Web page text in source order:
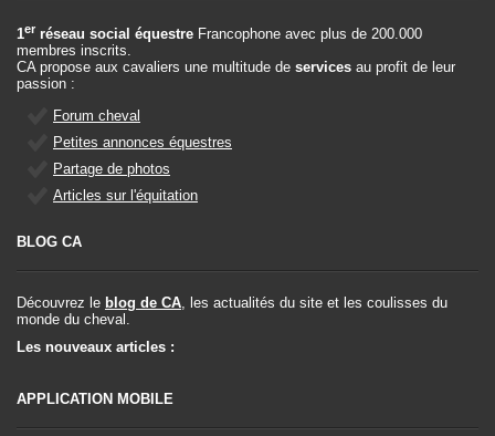
1er réseau social équestre Francophone avec plus de 200.000
membres inscrits.
CA propose aux cavaliers une multitude de services au profit de leur
passion :
Forum cheval
Petites annonces équestres
Partage de photos
Articles sur l'équitation
BLOG CA
Découvrez le blog de CA , les actualités du site et les coulisses du
monde du cheval.
Les nouveaux articles :
APPLICATION MOBILE